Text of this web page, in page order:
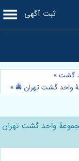
ثبت آگهی
گشت»
واحد گشت تهران 🚔»
واحد گشت تهران